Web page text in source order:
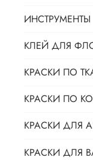
ИНСТРУМЕНТЫ
КЛЕЙ ДЛЯ
КРАСКИ ПО
КРАСКИ ПО
КРАСКИ ДЛЯ
КРАСКИ ДЛЯ